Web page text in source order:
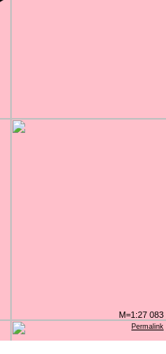
Permalink
M=1:27 083